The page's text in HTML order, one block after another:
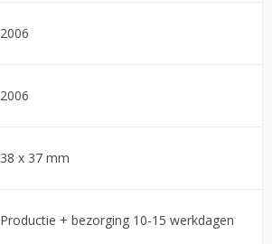
2006
2006
38 x 37 mm
Productie + bezorging 10-15 werkdagen